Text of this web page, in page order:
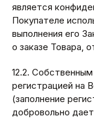
является
Покупателе
выполнения его
о заказе Товара,
12.2.
регистрацией на
(заполнение
добровольно